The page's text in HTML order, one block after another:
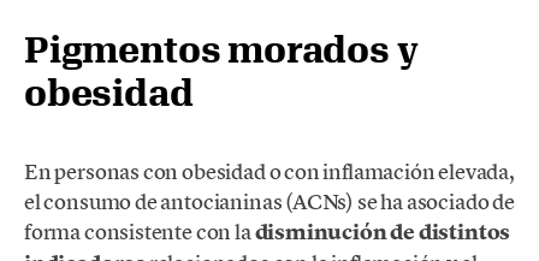
Pigmentos morados y
obesidad
En personas con obesidad o con inflamación elevada,
el consumo de antocianinas (ACNs) se ha asociado de
forma consistente con ladisminución de distintos